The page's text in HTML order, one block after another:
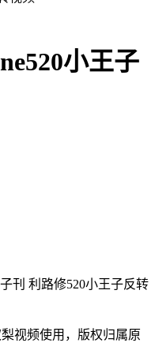
小王子
刊 利路修520小王子反转
视频使用，版权归属原